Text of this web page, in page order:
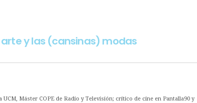
y las (cansinas) modas
Máster COPE de Radio y Televisión; crítico de cine en Pantalla90 y